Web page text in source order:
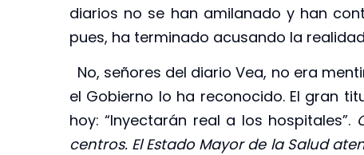
diarios no se han amilanado y han
pues, ha terminado acusando la
No, señores del diario Vea, no era
el Gobierno lo ha reconocido. El gran
hoy: “Inyectarán real a los hospitales”.
centros. El Estado Mayor de la Salud